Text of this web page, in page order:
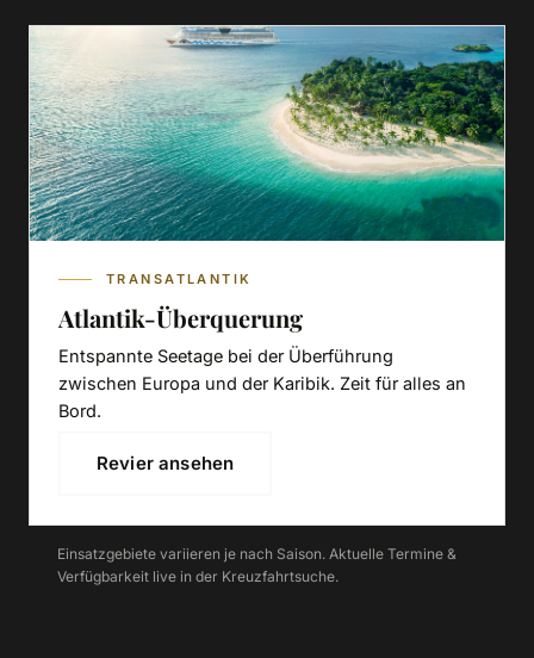
TRANSATLANTIK
Atlantik-Überquerung
Entspannte Seetage bei der Überführung
zwischen Europa und der Karibik. Zeit für alles an
Bord.
Revier ansehen
Einsatzgebiete variieren je nach Saison. Aktuelle Termine &
Verfügbarkeit live in der Kreuzfahrtsuche.